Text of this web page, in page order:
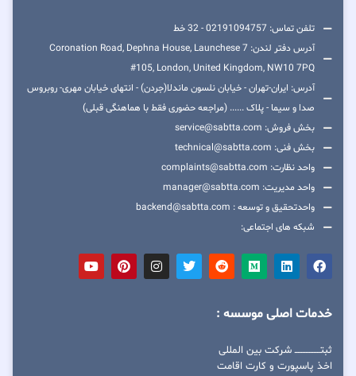
تلفن تماس: 02191094757 - 32 خط
آدرس دفتر لندن: 7 Coronation Road, Dephna House, Launchese
#105, London, United Kingdom, NW10 7PQ
آدرس: ایران-تهران - خیابان نلسون ماندلا(جردن) - انتهای خیابان مهری- روبروس
صدا و سیما - پلاک ...... (مراجعه حضوری فقط با هماهنگی قبلی)
بخش فروش: service@sabtta.com
بخش فنی: technical@sabtta.com
واحد نظارت: complaints@sabtta.com
واحد مدیریت: manager@sabtta.com
واحدتحقیق و توسعه : backend@sabtta.com
شبکه های اجتماعی:
خدمات اصلی موسسه :
ثبتــــــــــــــــ شرکت بین المللی
اخذ پاسپورت و کارت اقامت